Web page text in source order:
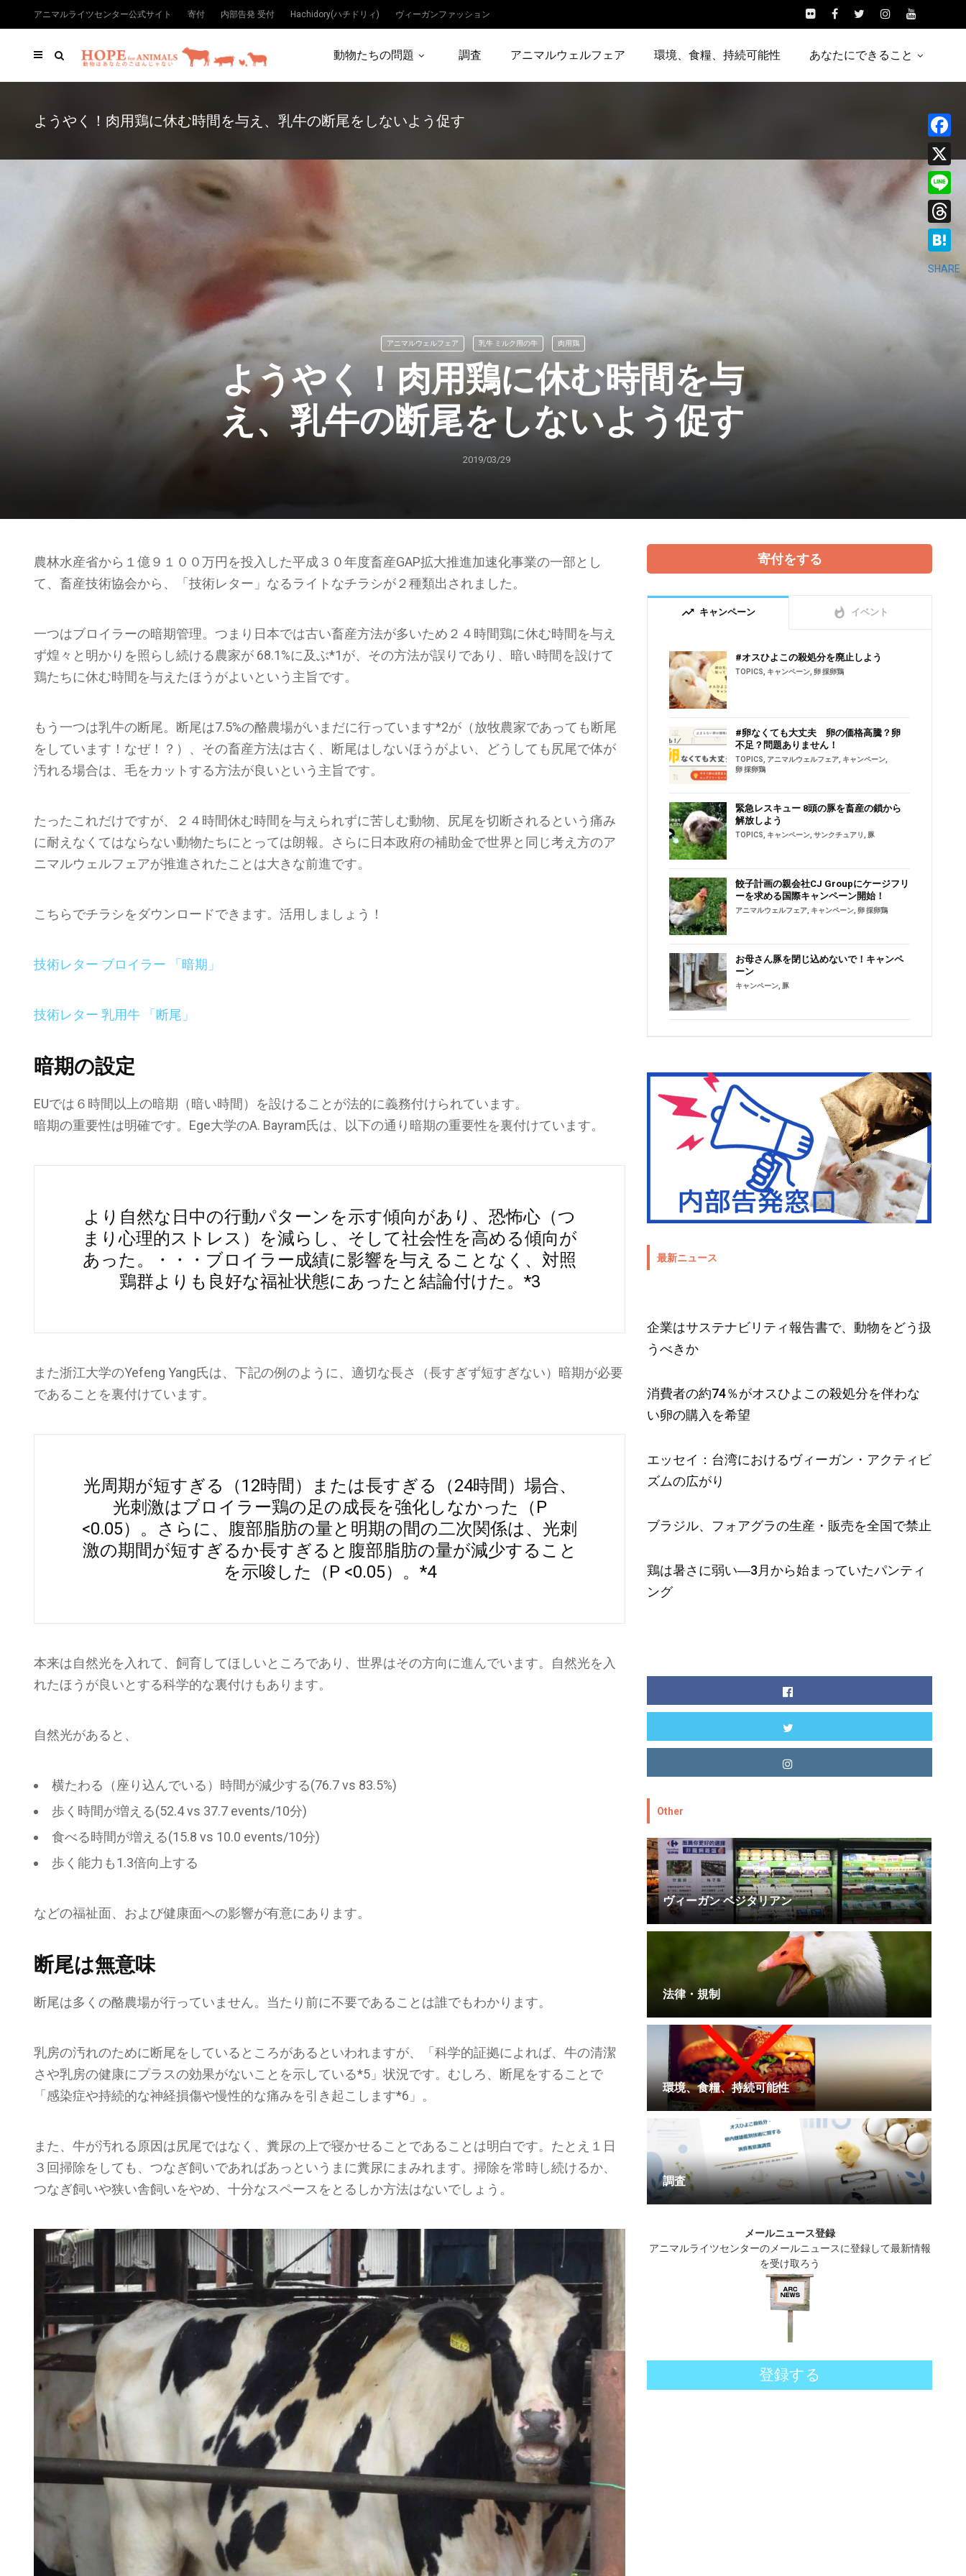
動物たちの問題 調査 アニマルウェルフェア 環境、食糧、持続可能性 あなたにできること
アニマルライツセンター公式サイト 寄付 内部告発 受付 Hachidory(ハチドリィ) ヴィーガンファッション
ようやく！肉用鶏に休む時間を与え、乳牛の断尾をしないよう促す
アニマルウェルフェア 乳牛 ミルク用の牛 肉用鶏
ようやく！肉用鶏に休む時間を与
え、乳牛の断尾をしないよう促す
2019/03/29
農林水産省から１億９１００万円を投入した平成３０年度畜産GAP拡大推進加速化事業の一部とし
て、畜産技術協会から、「技術レター」なるライトなチラシが２種類出されました。
一つはブロイラーの暗期管理。つまり日本では古い畜産方法が多いため２４時間鶏に休む時間を与え
ず煌々と明かりを照らし続ける農家が 68.1%に及ぶ*1が、その方法が誤りであり、暗い時間を設けて
鶏たちに休む時間を与えたほうがよいという主旨です。
もう一つは乳牛の断尾。断尾は7.5%の酪農場がいまだに行っています*2が（放牧農家であっても断尾
をしています！なぜ！？）、その畜産方法は古く、断尾はしないほうがよい、どうしても尻尾で体が
汚れる場合は、毛をカットする方法が良いという主旨です。
たったこれだけですが、２４時間休む時間を与えられずに苦しむ動物、尻尾を切断されるという痛み
に耐えなくてはならない動物たちにとっては朗報。さらに日本政府の補助金で世界と同じ考え方のア
ニマルウェルフェアが推進されたことは大きな前進です。
こちらでチラシをダウンロードできます。活用しましょう！
技術レター ブロイラー 「暗期」
技術レター 乳用牛 「断尾」
暗期の設定
EUでは６時間以上の暗期（暗い時間）を設けることが法的に義務付けられています。
暗期の重要性は明確です。Ege大学のA. Bayram氏は、以下の通り暗期の重要性を裏付けています。
より自然な日中の行動パターンを示す傾向があり、恐怖心（つ
まり心理的ストレス）を減らし、そして社会性を高める傾向が
あった。・・・ブロイラー成績に影響を与えることなく、対照
鶏群よりも良好な福祉状態にあったと結論付けた。*3
また浙江大学のYefeng Yang氏は、下記の例のように、適切な長さ（長すぎず短すぎない）暗期が必要
であることを裏付けています。
光周期が短すぎる（12時間）または長すぎる（24時間）場合、
光刺激はブロイラー鶏の足の成長を強化しなかった（P
<0.05）。さらに、腹部脂肪の量と明期の間の二次関係は、光刺
激の期間が短すぎるか長すぎると腹部脂肪の量が減少すること
を示唆した（P <0.05）。*4
本来は自然光を入れて、飼育してほしいところであり、世界はその方向に進んでいます。自然光を入
れたほうが良いとする科学的な裏付けもあります。
自然光があると、
横たわる（座り込んでいる）時間が減少する(76.7 vs 83.5%)
歩く時間が増える(52.4 vs 37.7 events/10分)
食べる時間が増える(15.8 vs 10.0 events/10分)
歩く能力も1.3倍向上する
などの福祉面、および健康面への影響が有意にあります。
断尾は無意味
断尾は多くの酪農場が行っていません。当たり前に不要であることは誰でもわかります。
乳房の汚れのために断尾をしているところがあるといわれますが、「科学的証拠によれば、牛の清潔
さや乳房の健康にプラスの効果がないことを示している*5」状況です。むしろ、断尾をすることで
「感染症や持続的な神経損傷や慢性的な痛みを引き起こします*6」。
また、牛が汚れる原因は尻尾ではなく、糞尿の上で寝かせることであることは明白です。たとえ１日
３回掃除をしても、つなぎ飼いであればあっというまに糞尿にまみれます。掃除を常時し続けるか、
つなぎ飼いや狭い舎飼いをやめ、十分なスペースをとるしか方法はないでしょう。
寄付をする
trending_up キャンペーン whatshot イベント
#オスひよこの殺処分を廃止しよう
TOPICS キャンペーン 卵 採卵鶏
#卵なくても大丈夫 卵の価格高騰？卵
不足？問題ありません！
TOPICS アニマルウェルフェア キャンペーン
卵 採卵鶏
緊急レスキュー 8頭の豚を畜産の鎖から
解放しよう
TOPICS キャンペーン ,サンクチュアリ 豚
餃子計画の親会社CJ Groupにケージフリ
ーを求める国際キャンペーン開始！
アニマルウェルフェア キャンペーン 卵 採卵鶏
お母さん豚を閉じ込めないで！キャンペ
ーン
キャンペーン 豚
最新ニュース
企業はサステナビリティ報告書で、動物をどう扱
うべきか
消費者の約74％がオスひよこの殺処分を伴わな
い卵の購入を希望
エッセイ：台湾におけるヴィーガン・アクティビ
ズムの広がり
ブラジル、フォアグラの生産・販売を全国で禁止
鶏は暑さに弱い―3月から始まっていたパンティ
ング
Other
ヴィーガン ベジタリアン
法律・規制
環境、食糧、持続可能性
調査
メールニュース登録
アニマルライツセンターのメールニュースに登録して最新情報
を受け取ろう
登録する
X
Line
Threads
Hatena
SHARE